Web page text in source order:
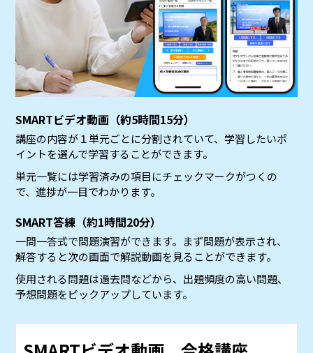
SMARTビデオ動画（約5時間15分）
講座の内容が１単元ごとに分割されていて、学習したいポ
イントを選んで学習することができます。
単元一覧には学習済みの項目にチェックマークがつくの
で、進捗が一目でわかります。
SMART答練（約1時間20分）
一問一答式で問題演習ができます。まず問題が表示され、
解答すると次の画面で解説動画を見ることができます。
使用される問題は過去問などから、出題頻度の高い問題、
予想問題をピックアップしています。